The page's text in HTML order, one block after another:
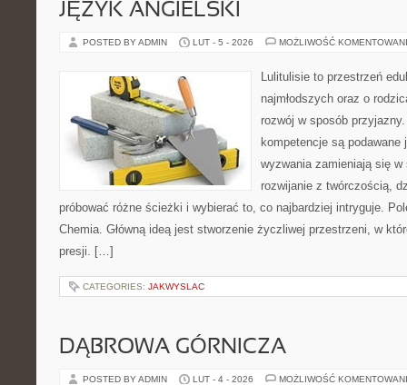
JĘZYK ANGIELSKI
POSTED BY ADMIN LUT - 5 - 2026 MOŻLIWOŚĆ
Lulitulisie to przestrzeń
najmłodszych oraz o
rozwój w sposób
kompetencje są
wyzwania zamieniają się
rozwijanie z twórczością,
próbować różne ścieżki i wybierać to, co najbardziej intryguje.
Chemia. Główną ideą jest stworzenie życzliwej przestrzeni, w
presji. […]
CATEGORIES: JAKWYSLAC
DĄBROWA GÓRNICZA
POSTED BY ADMIN LUT - 4 - 2026 MOŻLIWOŚĆ